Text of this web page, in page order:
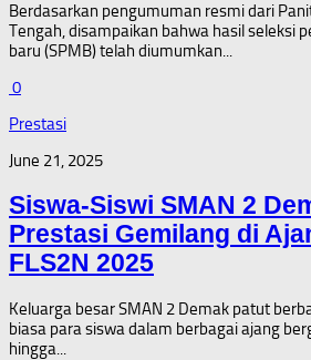
Berdasarkan pengumuman resmi dari
Tengah, disampaikan bahwa hasil seleksi
baru (SPMB) telah diumumkan...
0
Prestasi
June 21, 2025
Siswa-Siswi SMAN 2
Prestasi Gemilang di
FLS2N 2025
Keluarga besar SMAN 2 Demak patut
biasa para siswa dalam berbagai ajang
hingga...